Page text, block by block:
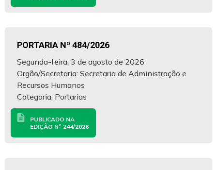
PORTARIA Nº 484/2026
Segunda-feira, 3 de agosto de 2026
Orgão/Secretaria: Secretaria de Administração e
Recursos Humanos
Categoria: Portarias
description
PUBLICADO NA
EDIÇÃO Nº 244/2026